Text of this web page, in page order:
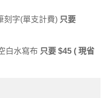
刻字(單支計費) 只要
白水寫布 只要 $45 ( 現省